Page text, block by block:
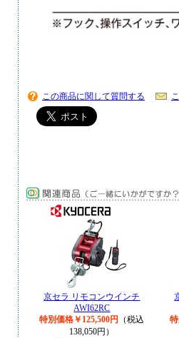
この商品に関して質問する
京セラ リモコンウインチ
AWI62RC
特別価格￥125,500円
（税込
138,050円）